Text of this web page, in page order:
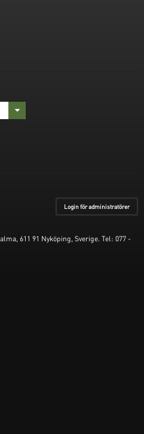
Login för administratörer
611 91 Nyköping, Sverige. Tel: 077 -